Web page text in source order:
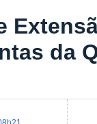
da